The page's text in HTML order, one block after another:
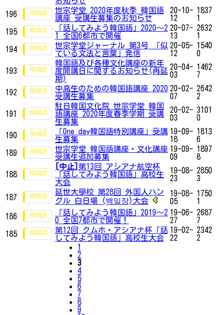
196
世宗学堂 2020年度秋季 韓国語
講座 受講生募集のお知らせ
20-10-
12
1837
1
195
「話してみよう韓国語」2020～2
1 全国6都市で開催
20-07-
13
2632
1
194
世宗学堂ジャーナル 第3号 「似
ている文法と言葉」発信
20-05-
12
1540
0
193
韓国語及び各種文化講座の新年
度開講日に関するお知らせ(再延
期)
20-04-
03
1462
7
192
中高生のための韓国語講座 2020
受講生募集
20-02-
07
2642
2
191
駐日韓国文化院 世宗学堂 韓国
語講座 2020年度春季学期 受講
生募集
20-02-
03
3101
0
190
「One day韓国語特別講座」受講
生募集
19-09-
18
1813
6
189
世宗学堂 韓国語講座・文化講座
受講生追加募集
19-09-
09
1897
8
188
[中止] 第13回 アシアナ航空杯
「話してみよう韓国語」高校生
大会
19-08-
23
2850
3
187
延世大學校 第28回 外国人ハン
グル 白日場 (백일장)大会
19-08-
05
1750
1
186
「話してみよう韓国語」2019～2
0 全国7都市で開催！
19-06-
27
2687
7
185
第12回 クムホ・アシアナ杯「話
してみよう韓国語」高校生大会
19-02-
22
2342
2
1
2
3
4
5
6
7
8
9